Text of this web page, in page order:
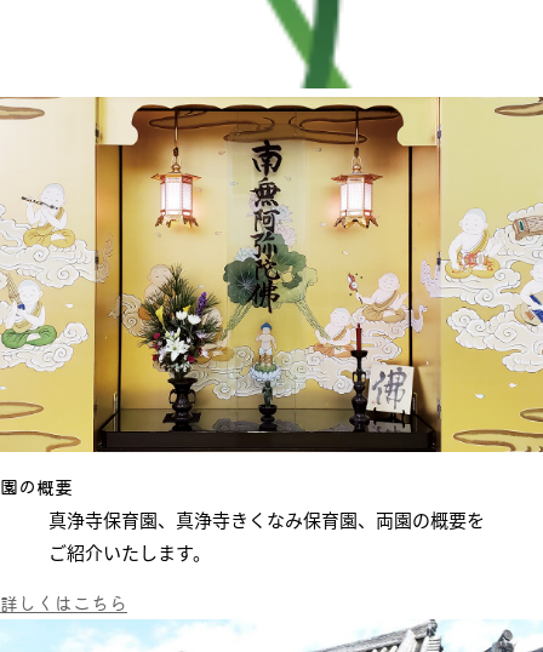
園の概要
真浄寺保育園、真浄寺きくなみ保育園、 両園の概要を
ご紹介いたします。
詳しくはこちら